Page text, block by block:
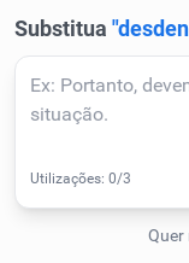
Corrigir Texto
Humanizador